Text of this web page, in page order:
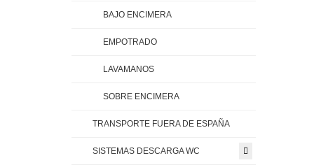
BAJO ENCIMERA
EMPOTRADO
LAVAMANOS
SOBRE ENCIMERA
TRANSPORTE FUERA DE ESPAÑA
SISTEMAS DESCARGA WC